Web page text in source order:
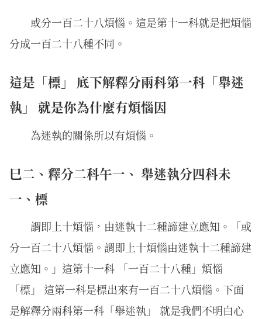
或分一百二十八煩惱。這是第十一科就是把煩惱
分成一百二十八種不同。
這是「標」 底下解釋分兩科第一科「舉迷
執」 就是你為什麼有煩惱因
為迷執的關係所以有煩惱。
巳二、釋分二科午一、 舉迷執分四科未
一、標
謂即上十煩惱，由迷執十二種諦建立應知。「或
分一百二十八煩惱。謂即上十煩惱由迷執十二種諦建
立應知。」這第十一科 「一百二十八種」煩惱
「標」 這第一科是標出來有一百二十八煩惱。下面
是解釋分兩科第一科「舉迷執」 就是我們不明白心